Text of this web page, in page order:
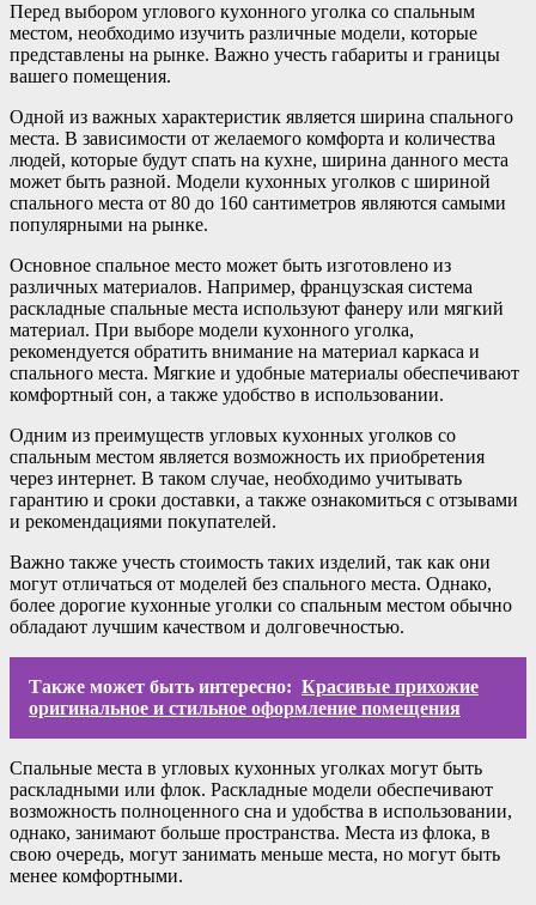
Перед выбором углового кухонного уголка со спальным
местом, необходимо изучить различные модели, которые
представлены на рынке. Важно учесть габариты и границы
вашего помещения.
Одной из важных характеристик является ширина спального
места. В зависимости от желаемого комфорта и количества
людей, которые будут спать на кухне, ширина данного места
может быть разной. Модели кухонных уголков с шириной
спального места от 80 до 160 сантиметров являются самыми
популярными на рынке.
Основное спальное место может быть изготовлено из
различных материалов. Например, французская система
раскладные спальные места используют фанеру или мягкий
материал. При выборе модели кухонного уголка,
рекомендуется обратить внимание на материал каркаса и
спального места. Мягкие и удобные материалы обеспечивают
комфортный сон, а также удобство в использовании.
Одним из преимуществ угловых кухонных уголков со
спальным местом является возможность их приобретения
через интернет. В таком случае, необходимо учитывать
гарантию и сроки доставки, а также ознакомиться с отзывами
и рекомендациями покупателей.
Важно также учесть стоимость таких изделий, так как они
могут отличаться от моделей без спального места. Однако,
более дорогие кухонные уголки со спальным местом обычно
обладают лучшим качеством и долговечностью.
Также может быть интересно: Красивые прихожие
оригинальное и стильное оформление помещения
Спальные места в угловых кухонных уголках могут быть
раскладными или флок. Раскладные модели обеспечивают
возможность полноценного сна и удобства в использовании,
однако, занимают больше пространства. Места из флока, в
свою очередь, могут занимать меньше места, но могут быть
менее комфортными.